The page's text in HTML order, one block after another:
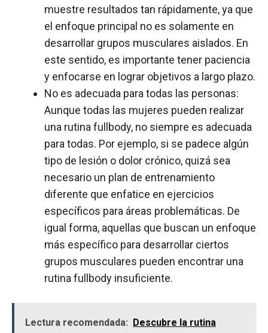
muestre resultados tan rápidamente, ya que
el enfoque principal no es solamente en
desarrollar grupos musculares aislados. En
este sentido, es importante tener paciencia
y enfocarse en lograr objetivos a largo plazo.
No es adecuada para todas las personas:
Aunque todas las mujeres pueden realizar
una rutina fullbody, no siempre es adecuada
para todas. Por ejemplo, si se padece algún
tipo de lesión o dolor crónico, quizá sea
necesario un plan de entrenamiento
diferente que enfatice en ejercicios
específicos para áreas problemáticas. De
igual forma, aquellas que buscan un enfoque
más específico para desarrollar ciertos
grupos musculares pueden encontrar una
rutina fullbody insuficiente.
Lectura recomendada:
Descubre la rutina